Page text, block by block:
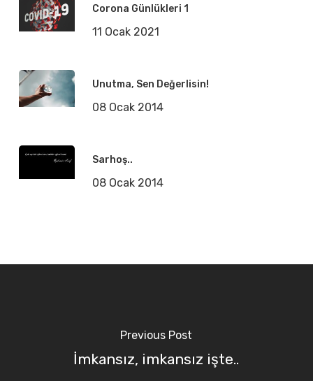
Corona Günlükleri 1
11 Ocak 2021
Unutma, Sen Değerlisin!
08 Ocak 2014
Sarhoş..
08 Ocak 2014
Previous Post
İmkansız, imkansız işte..